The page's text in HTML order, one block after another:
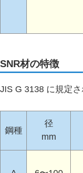
SNR材の特徴
JIS G 3138 に規定
鋼種
径
mm